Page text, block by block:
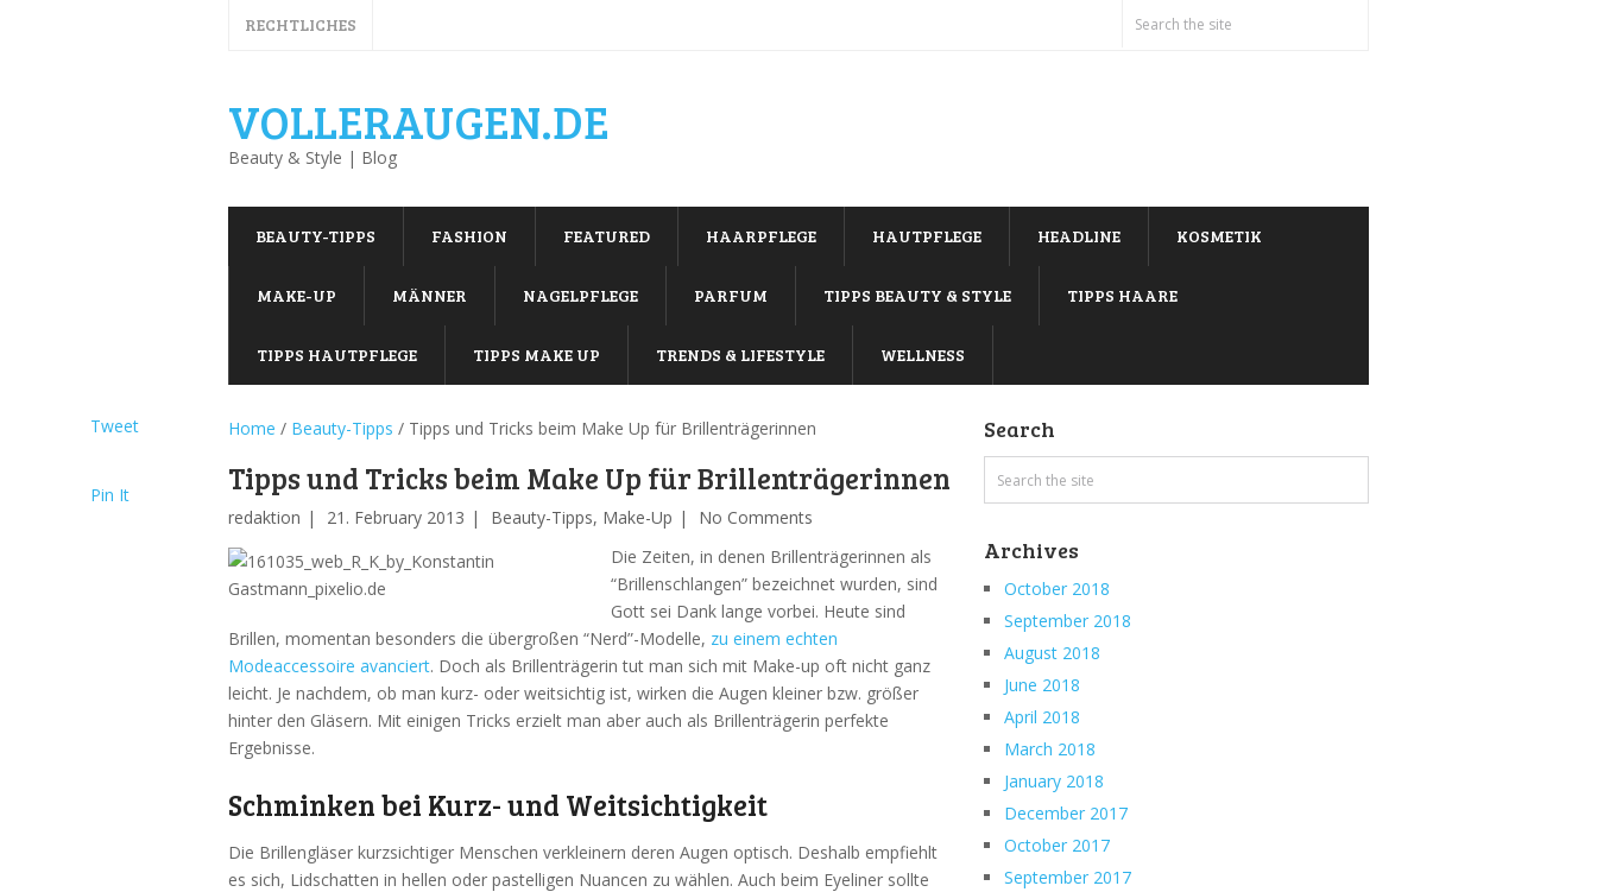
RECHTLICHES
VOLLERAUGEN.DE
Beauty & Style | Blog
BEAUTY-TIPPS FASHION FEATURED HAARPFLEGE HAUTPFLEGE HEADLINE KOSMETIK
MAKE-UP MÄNNER NAGELPFLEGE PARFUM TIPPS BEAUTY & STYLE TIPPS HAARE
TIPPS HAUTPFLEGE TIPPS MAKE UP TRENDS & LIFESTYLE WELLNESS
Home / Beauty-Tipps / Tipps und Tricks beim Make Up für Brillenträgerinnen
Tipps und Tricks beim Make Up für Brillenträgerinnen
redaktion 21. February 2013 Beauty-Tipps, Make-Up
No Comments
Die Zeiten, in denen Brillenträgerinnen als
“Brillenschlangen” bezeichnet wurden, sind
Gott sei Dank lange vorbei. Heute sind
Brillen, momentan besonders die übergroßen “Nerd”-Modelle, zu einem echten
Modeaccessoire avanciert. Doch als Brillenträgerin tut man sich mit Make-up oft nicht ganz
leicht. Je nachdem, ob man kurz- oder weitsichtig ist, wirken die Augen kleiner bzw. größer
hinter den Gläsern. Mit einigen Tricks erzielt man aber auch als Brillenträgerin perfekte
Ergebnisse.
Schminken bei Kurz- und Weitsichtigkeit
Die Brillengläser kurzsichtiger Menschen verkleinern deren Augen optisch. Deshalb empfiehlt
es sich, Lidschatten in hellen oder pastelligen Nuancen zu wählen. Auch beim Eyeliner sollte
Tweet
Pin It
Search
Archives
October 2018
September 2018
August 2018
June 2018
April 2018
March 2018
January 2018
December 2017
October 2017
September 2017